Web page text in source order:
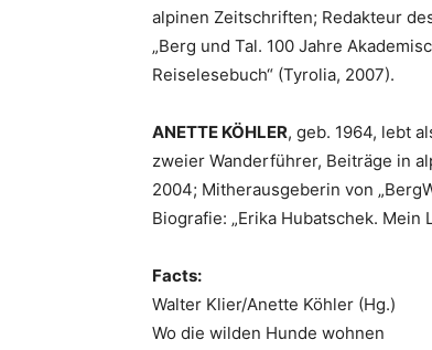
alpinen Zeitschriften; Redakteur
„Berg und Tal. 100 Jahre
Reiselesebuch“ (Tyrolia, 2007).
ANETTE KÖHLER, geb. 1964, lebt
zweier Wanderführer, Beiträge in
2004; Mitherausgeberin von
Biografie: „Erika Hubatschek. Mein
Facts:
Walter Klier/Anette Köhler (Hg.)
Wo die wilden Hunde wohnen